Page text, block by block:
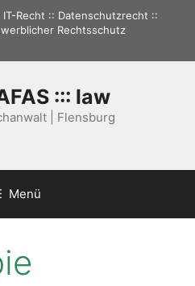
Recht :: Datenschutzrecht ::
Rechtsschutz
::: law
| Flensburg
Menü